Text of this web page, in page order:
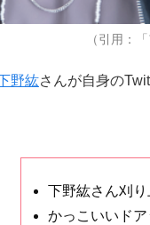
（引用：
野紘さんが自身の
下野紘さん刈り
かっこいいド